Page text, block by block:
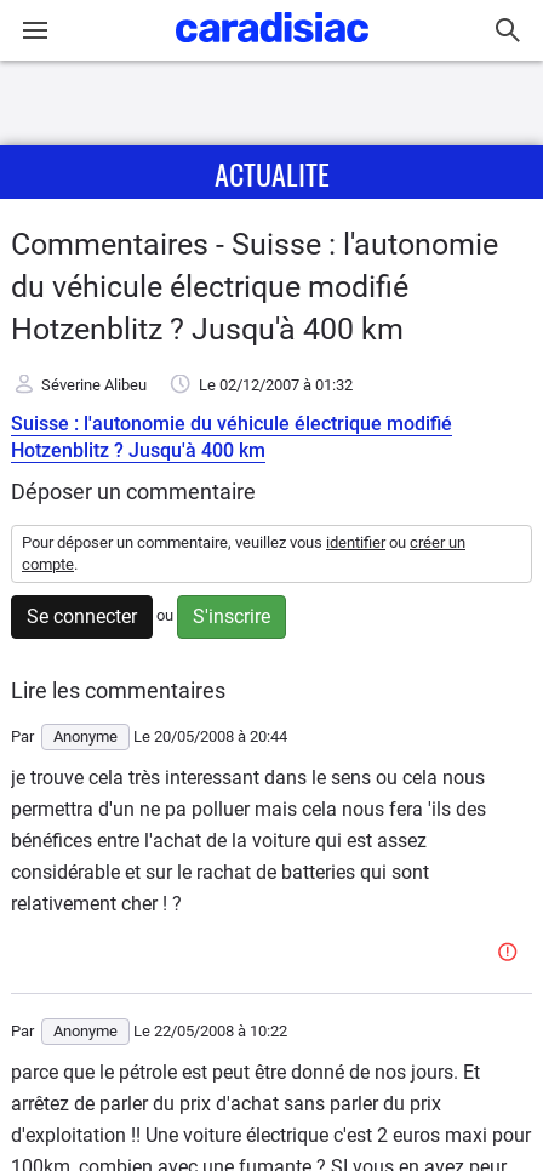
Actu
Essais
d'achat
Electriques
Utilitaires
Flottes
Auto
Forum
Moto
Marques
ACTUALITE
Commentaires - Suisse : l'autonomie
du véhicule électrique modifié
Hotzenblitz ? Jusqu'à 400 km
Séverine Alibeu Le 02/12/2007 à 01:32
Suisse : l'autonomie du véhicule électrique modifié
Hotzenblitz ? Jusqu'à 400 km
Déposer un commentaire
Pour déposer un commentaire, veuillez vous identifierou créer un
compte.
Se connecter ou S'inscrire
Lire les commentaires
Par Anonyme Le 20/05/2008 à 20:44
je trouve cela très interessant dans le sens ou cela nous
permettra d'un ne pa polluer mais cela nous fera 'ils des
bénéfices entre l'achat de la voiture qui est assez
considérable et sur le rachat de batteries qui sont
relativement cher ! ?
Par Anonyme Le 22/05/2008 à 10:22
parce que le pétrole est peut être donné de nos jours. Et
arrêtez de parler du prix d'achat sans parler du prix
d'exploitation !! Une voiture électrique c'est 2 euros maxi pour